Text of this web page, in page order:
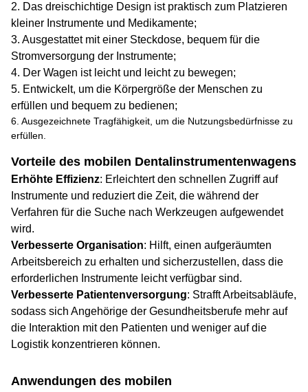
2. Das dreischichtige Design ist praktisch zum Platzieren
kleiner Instrumente und Medikamente;
3. Ausgestattet mit einer Steckdose, bequem für die
Stromversorgung der Instrumente;
4. Der Wagen ist leicht und leicht zu bewegen;
5. Entwickelt, um die Körpergröße der Menschen zu
erfüllen und bequem zu bedienen;
6. Ausgezeichnete Tragfähigkeit, um die Nutzungsbedürfnisse zu
erfüllen.
Vorteile des mobilen Dentalinstrumentenwagens
Erhöhte Effizienz: Erleichtert den schnellen Zugriff auf
Instrumente und reduziert die Zeit, die während der
Verfahren für die Suche nach Werkzeugen aufgewendet
wird.
Verbesserte Organisation: Hilft, einen aufgeräumten
Arbeitsbereich zu erhalten und sicherzustellen, dass die
erforderlichen Instrumente leicht verfügbar sind.
Verbesserte Patientenversorgung: Strafft Arbeitsabläufe,
sodass sich Angehörige der Gesundheitsberufe mehr auf
die Interaktion mit den Patienten und weniger auf die
Logistik konzentrieren können.
Anwendungen des mobilen